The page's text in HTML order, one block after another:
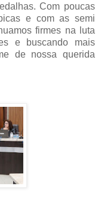
Com poucas
e com as semi
firmes na luta
e buscando mais
de nossa querida